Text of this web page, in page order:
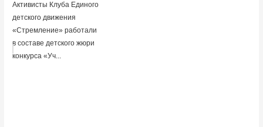
Активисты Клуба Единого
детского движения
«Стремление» работали
в составе детского жюри
конкурса «Уч...